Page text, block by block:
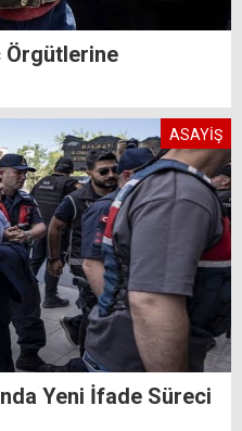
Örgütlerine
ASAYİŞ
Yeni İfade Süreci